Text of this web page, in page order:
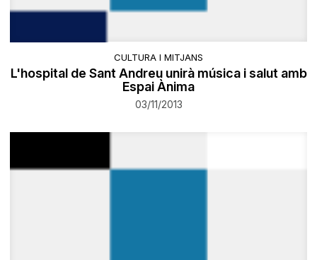
CULTURA I MITJANS
L'hospital de Sant Andreu unirà música i salut amb
Espai Ànima
03/11/2013